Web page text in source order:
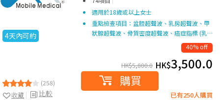
4天內可約
(258)
比較
收藏
適用於18歲或以上女士
重點檢查項目：盆腔超聲波、乳房超聲波、甲
狀腺超聲波、骨質密度超聲波、癌症指標 (乳…
40% off
HK$5,800.0 HK$3,500.0
購買
已有250人購買